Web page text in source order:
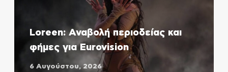
Loreen: Αναβολή περιοδείας και
φήμες για Eurovision
6 Αυγούστου, 2026